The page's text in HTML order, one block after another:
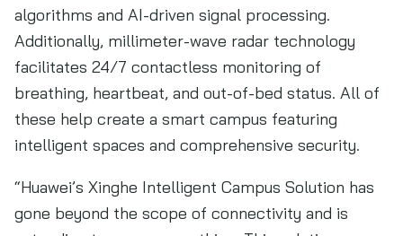
algorithms and AI-driven signal processing.
Additionally, millimeter-wave radar technology
facilitates 24/7 contactless monitoring of
breathing, heartbeat, and out-of-bed status. All of
these help create a smart campus featuring
intelligent spaces and comprehensive security.
“Huawei’s Xinghe Intelligent Campus Solution has
gone beyond the scope of connectivity and is